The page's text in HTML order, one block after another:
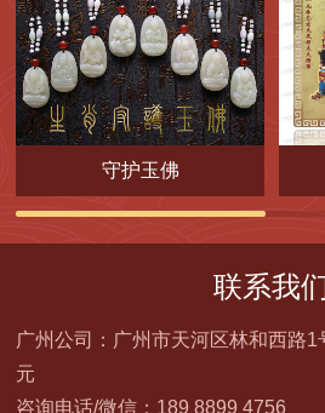
守护玉佛
联系我
广州公司：广州市天河区林和西路
元
咨询电话/微信：189 8899 4756